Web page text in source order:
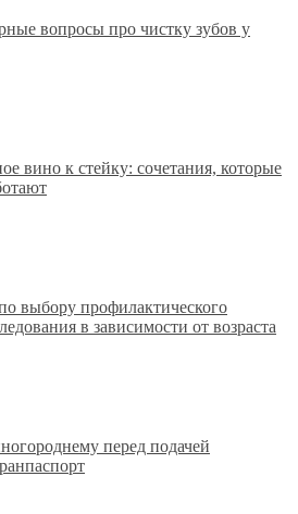
вопросы про чистку зубов у
вино к стейку: сочетания, которые
выбору профилактического
в зависимости от возраста
перед подачей